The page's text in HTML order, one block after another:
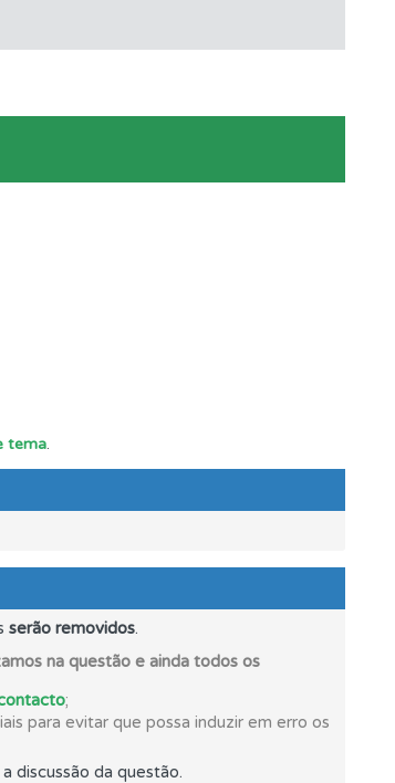
tema.
serão removidos.
na questão e ainda todos os
;
para evitar que possa induzir em erro os
discussão da questão.